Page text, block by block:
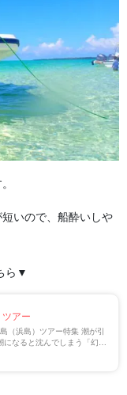
いので、船酔いしや
ら▼
ツアー
（浜島）ツアー特集 潮が引
なると沈んでしまう「幻の